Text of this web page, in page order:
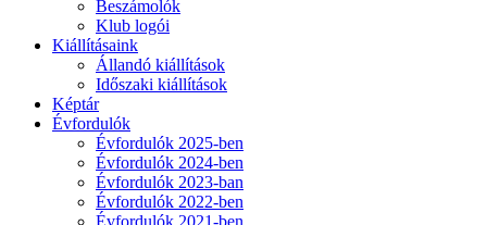
Beszámolók
Klub logói
Kiállításaink
Állandó kiállítások
Időszaki kiállítások
Képtár
Évfordulók
Évfordulók 2025-ben
Évfordulók 2024-ben
Évfordulók 2023-ban
Évfordulók 2022-ben
Évfordulók 2021-ben